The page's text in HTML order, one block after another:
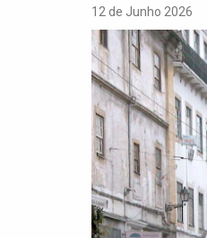
12 de Junho 2026